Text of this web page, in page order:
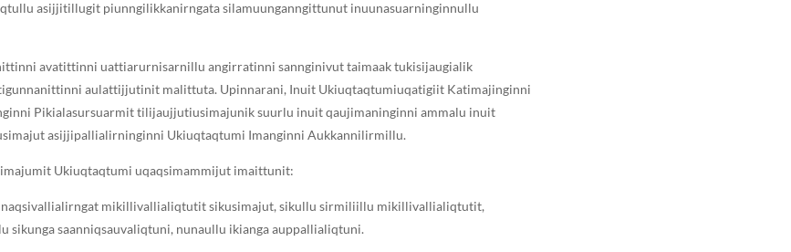
asijjitillugit piunngilikkanirngata silamuunganngittunut inuunasuarninginnullu
avatittinni uattiarurnisarnillu angirratinni sannginivut taimaak tukisijaugialik
aulattijjutinit malittuta. Upinnarani, Inuit Ukiuqtaqtumiuqatigiit Katimajinginni
Pikialasursuarmit tilijaujjutiusimajunik suurlu inuit qaujimaninginni ammalu inuit
asijjipallialirninginni Ukiuqtaqtumi Imanginni Aukkannilirmillu.
Ukiuqtaqtumi uqaqsimammijut imaittunit:
mikillivallialiqtutit sikusimajut, sikullu sirmiliillu mikillivallialiqtutit,
saanniqsauvaliqtuni, nunaullu ikianga auppallialiqtuni.